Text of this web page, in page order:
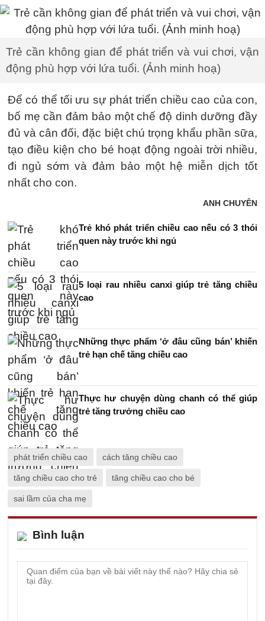
Trẻ cần không gian để phát triển và vui chơi, vận
động phù hợp với lứa tuổi. (Ảnh minh hoạ)
Để có thể tối ưu sự phát triển chiều cao của con,
bố mẹ cần đảm bảo một chế độ dinh dưỡng đầy
đủ và cân đối, đặc biệt chú trọng khẩu phần sữa,
tạo điều kiện cho bé hoạt động ngoài trời nhiều,
đi ngủ sớm và đảm bảo một hệ miễn dịch tốt
nhất cho con.
ANH CHUYÊN
Trẻ khó phát triển chiều cao nếu có 3 thói
quen này trước khi ngủ
5 loại rau nhiều canxi giúp trẻ tăng chiều
cao
Những thực phẩm ‘ở đâu cũng bán’ khiến
trẻ hạn chế tăng chiều cao
Thực hư chuyện dùng chanh có thể giúp
trẻ tăng trưởng chiều cao
phát triển chiều cao cách tăng chiều cao
tăng chiều cao cho trẻ tăng chiều cao cho bé
sai lầm của cha mẹ
Bình luận